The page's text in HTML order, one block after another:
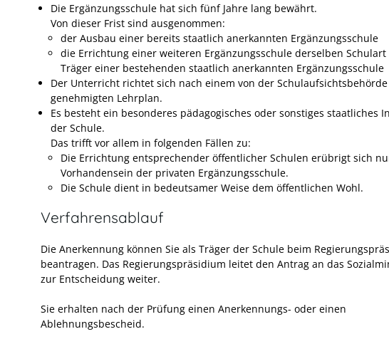
Die Ergänzungsschule hat sich fünf Jahre lang bewährt.
Von dieser Frist sind ausgenommen:
der Ausbau einer bereits staatlich anerkannten Ergänzungsschule
die Errichtung einer weiteren Ergänzungsschule derselben
Träger einer bestehenden staatlich anerkannten Ergänzungsschule
Der Unterricht richtet sich nach einem von der Schulaufsichtsbehörde
genehmigten Lehrplan.
Es besteht ein besonderes pädagogisches oder sonstiges staatliches
der Schule.
Das trifft vor allem in folgenden Fällen zu:
Die Errichtung entsprechender öffentlicher Schulen erübrigt sich
Vorhandensein der privaten Ergänzungsschule.
Die Schule dient in bedeutsamer Weise dem öffentlichen Wohl.
Verfahrensablauf
Die Anerkennung können Sie als Träger der Schule beim
beantragen. Das Regierungspräsidium leitet den Antrag an das
zur Entscheidung weiter.
Sie erhalten nach der Prüfung einen Anerkennungs- oder einen
Ablehnungsbescheid.